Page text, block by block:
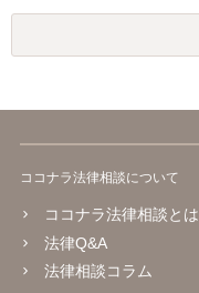
ココナラ法律相談について
ココナラ法律相談とは
法律Q&A
法律相談コラム